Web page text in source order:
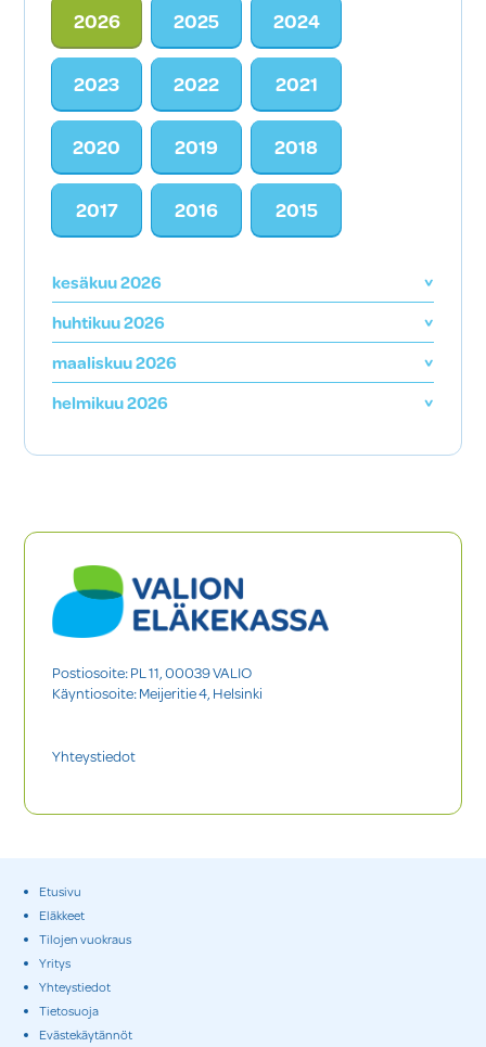
2026 2025 2024
2023 2022 2021
2020 2019 2018
2017 2016 2015
kesäkuu 2026
huhtikuu 2026
maaliskuu 2026
helmikuu 2026
Postiosoite: PL 11, 00039 VALIO
Käyntiosoite: Meijeritie 4, Helsinki
Yhteystiedot
Etusivu
Eläkkeet
Tilojen vuokraus
Yritys
Yhteystiedot
Tietosuoja
Evästekäytännöt